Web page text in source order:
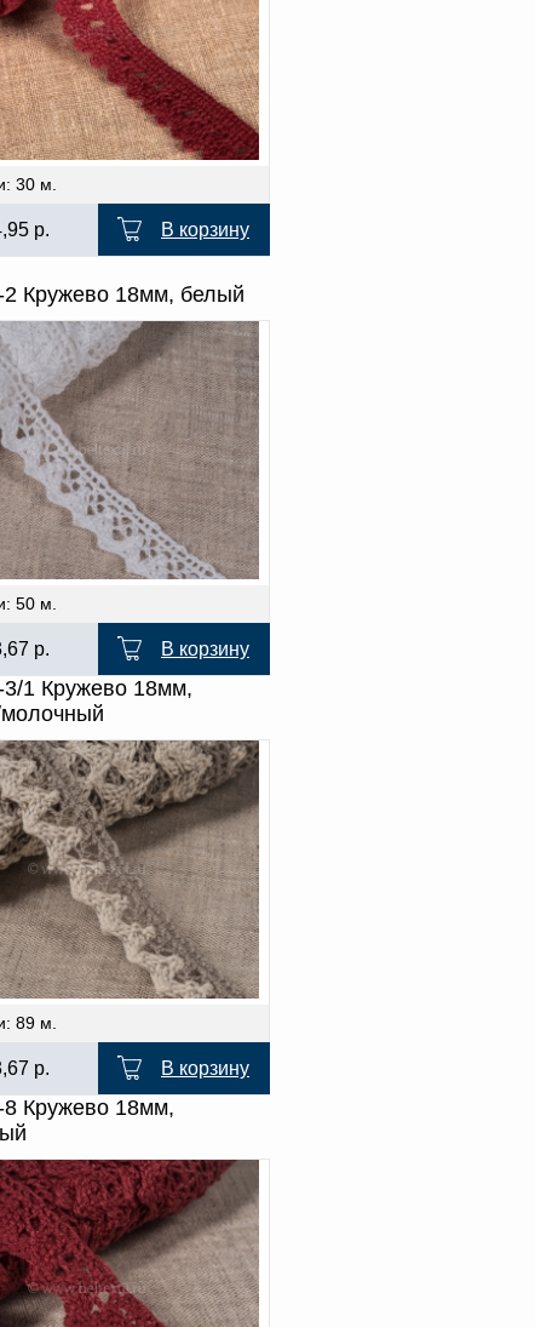
30 м.
р. В корзину
2 Кружево 18мм, белый
50 м.
р. В корзину
3/1 Кружево 18мм,
89 м.
р. В корзину
8 Кружево 18мм,